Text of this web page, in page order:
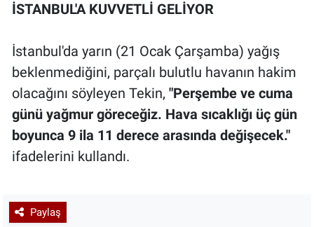
İSTANBUL'A KUVVETLİ GELİYOR
İstanbul'da yarın (21 Ocak Çarşamba) yağış
beklenmediğini, parçalı bulutlu havanın hakim
olacağını söyleyen Tekin, "Perşembe ve cuma
günü yağmur göreceğiz. Hava sıcaklığı üç gün
boyunca 9 ila 11 derece arasında değişecek."
ifadelerini kullandı.
Paylaş